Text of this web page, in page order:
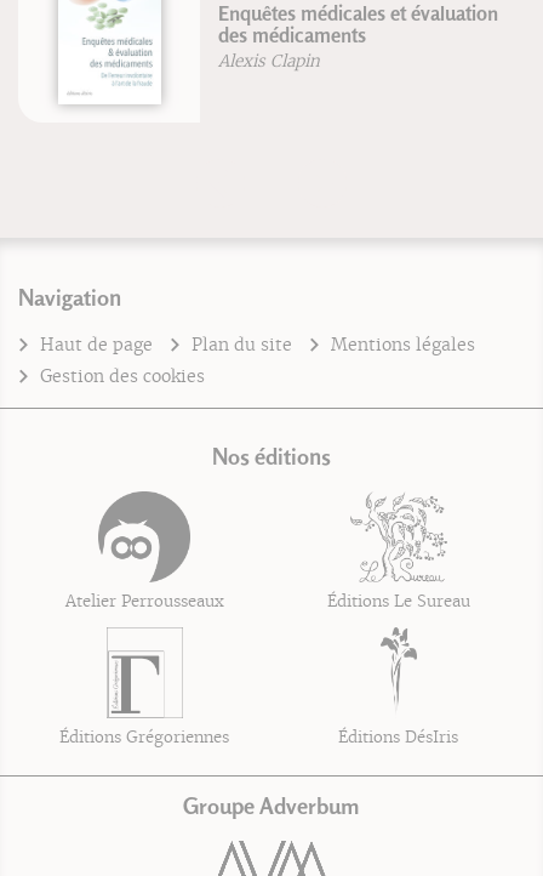
Enquêtes médicales et évaluation
des médicaments
Alexis Clapin
Navigation
Haut de page Plan du site
Mentions légales
Gestion des cookies
Nos éditions
Atelier Perrousseaux Éditions Le Sureau
Éditions Grégoriennes Éditions DésIris
Groupe Adverbum